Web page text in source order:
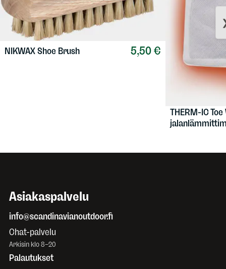
5,50 €
NIKWAXShoe Brush
THERM-IC
Asiakaspalvelu
info@scandinavianoutdoor.fi
Chat-palvelu
Arkisin klo 8–20
Palautukset